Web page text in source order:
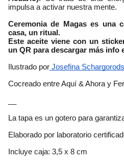
impulsa a activar nuestra mente.
Ceremonia de Magas es una
casa, un ritual.
Este aceite viene con un
un QR para descargar más info
Ilustrado por Josefina
Cocreado entre Aquí & Ahora y
La tapa es un gotero para
Elaborado por laboratorio
Incluye caja: 3,5 x 8 cm